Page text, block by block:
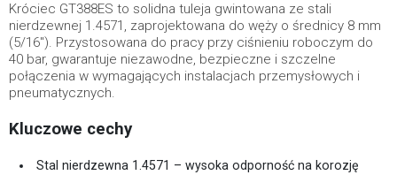
Króciec GT388ES to solidna tuleja gwintowana ze stali
nierdzewnej 1.4571, zaprojektowana do węży o średnicy 8 mm
(5/16"). Przystosowana do pracy przy ciśnieniu roboczym do
40 bar, gwarantuje niezawodne, bezpieczne i szczelne
połączenia w wymagających instalacjach przemysłowych i
pneumatycznych.
Kluczowe cechy
Stal nierdzewna 1.4571 – wysoka odporność na korozję